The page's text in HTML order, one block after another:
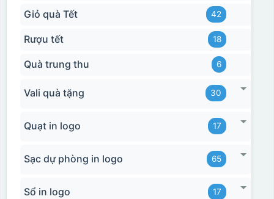
Giỏ quà Tết 42
Rượu tết 18
Quà trung thu 6
Vali quà tặng 30
Quạt in logo 17
Sạc dự phòng in logo 65
Sổ in logo 17